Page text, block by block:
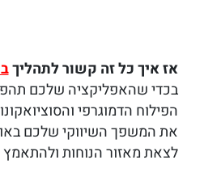
אז איך כל זה קשור לתהליך
בכדי שהאפליקציה שלכם
הפילוח הדמוגרפי
את המשפך השיווקי שלכם
לצאת מאזור הנוחות